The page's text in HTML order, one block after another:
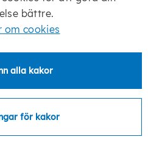
arbetade Karlsborgs
bättre.
om cookies
alla kakor
för kakor